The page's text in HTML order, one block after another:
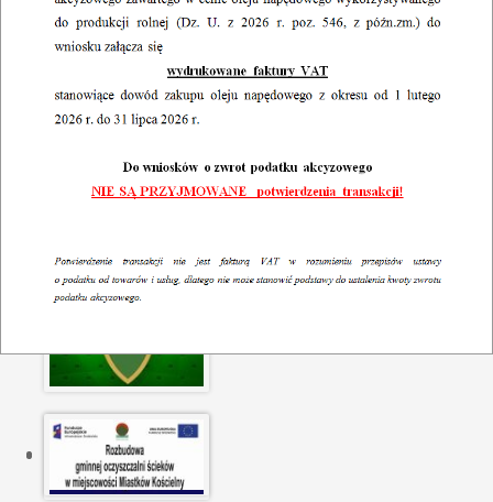
13 lipiec 2026
I.6730.343.2025.2026 Obwieszczenie o wydaniu decyzji o
warunkach zabudowy dla przedsięwzięcia „Budynek
mieszkalny i garaż” na działce o nr ewidencyjnym 92 w
miejscowości Brzegi, gm. Miastków Kościelny